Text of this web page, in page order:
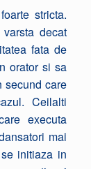
stricta.
decat
fata de
orator si sa
secund care
Ceilalti
executa
mai
initiaza in